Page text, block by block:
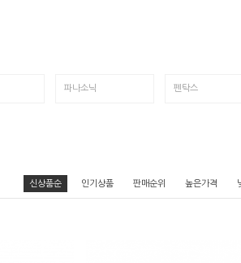
파나소닉 펜탁스
신상품순 인기상품 판매순위 높은가격